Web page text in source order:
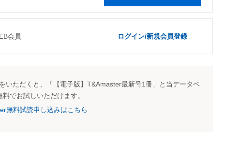
会員 ログイン/新規会員登録
いただくと、「【電子版】T&Amaster最新号1冊」と当データベ
でお試しいただけます。
無料試読申し込みはこちら